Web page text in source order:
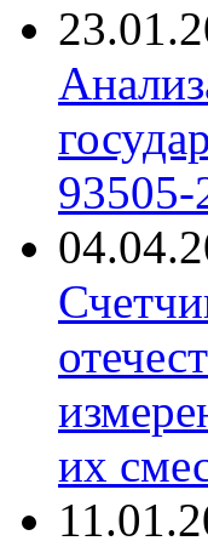
93505-
их